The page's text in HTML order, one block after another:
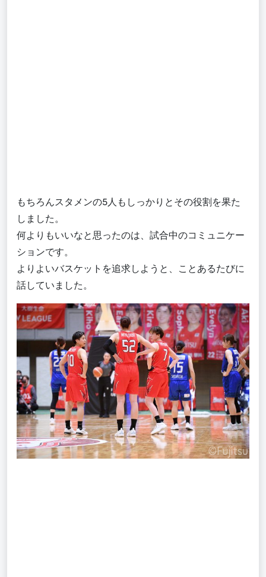
もちろんスタメンの5人もしっかりとその役割を果た
しました。
何よりもいいなと思ったのは、試合中のコミュニケー
ションです。
よりよいバスケットを追求しようと、ことあるたびに
話していました。